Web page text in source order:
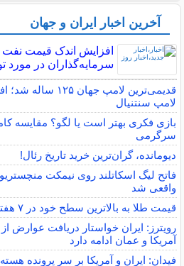
آخرین اخبار ایران و جهان
افزایش اندک قیمت نفت
سرمایه‌گذاران در مورد
قدیمی‌ترین لامپ
لامپ سنتنیال
بازی فکری بهتر است یا لگو؟ مقایسه
سرگرمی
دیومانده، گران‌ترین خرید تاریخ رئال!
فاتح لیگ اسکاتلند روی نیمکت
واقعی شد
قیمت طلا به بالاترین سطح خود در ۷ هفته اخیر رسید،
رویترز: ایران خواستار دریافت عوارض
آمریکا و عمان ادامه دارد
فیدان: ایران و آمریکا بر سر پرونده